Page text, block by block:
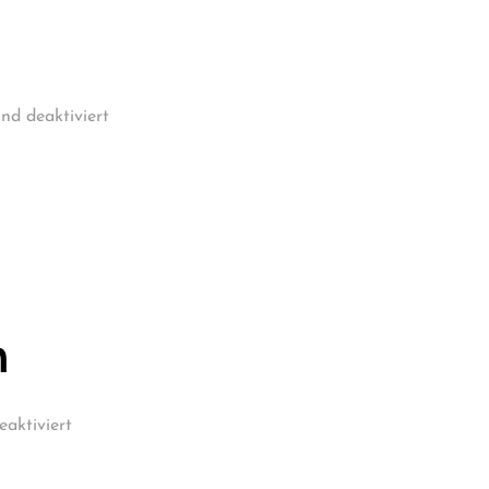
deaktiviert